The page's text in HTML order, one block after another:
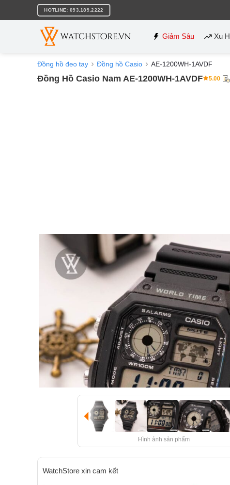
nội
HOTLINE: 093.189.2222
Giảm Sâu Xu
Đồng hồ đeo tay Đồng hồ Casio AE-1200WH-1AVDF
Đồng Hồ Casio Nam AE-1200WH-1AVDF 5.00
Hình ảnh sản phẩm
WatchStore xin cam kết